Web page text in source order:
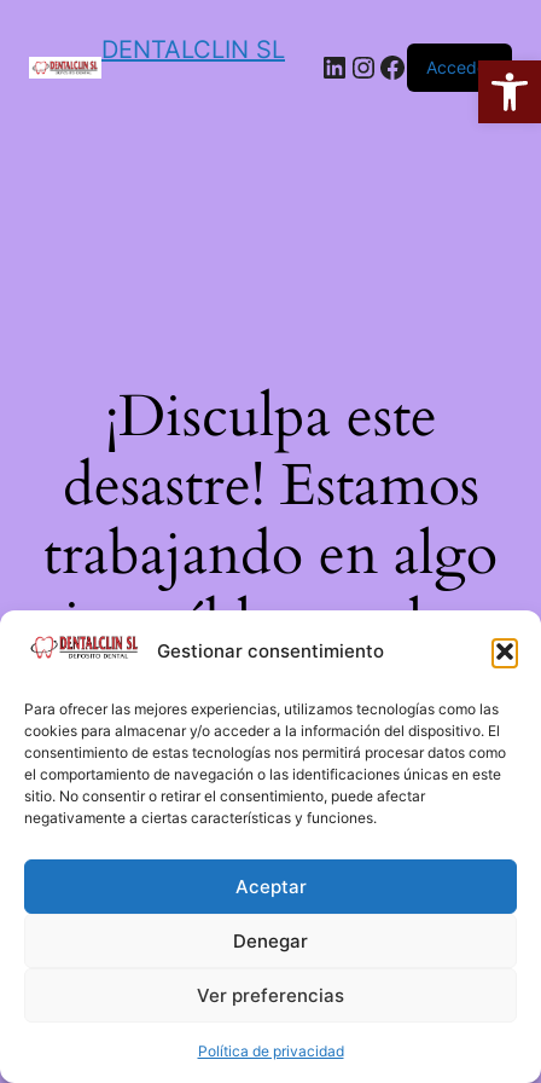
Gestionar consentimiento
Para ofrecer las mejores experiencias, utilizamos tecnologías como las
cookies para almacenar y/o acceder a la información del dispositivo. El
consentimiento de estas tecnologías nos permitirá procesar datos como
el comportamiento de navegación o las identificaciones únicas en este
sitio. No consentir o retirar el consentimiento, puede afectar
negativamente a ciertas características y funciones.
Aceptar
Denegar
Ver preferencias
Política de privacidad
DENTALCLIN SL
Acceder
¡Disculpa este
desastre! Estamos
trabajando en algo
increíble, ¡vuelve
pronto!